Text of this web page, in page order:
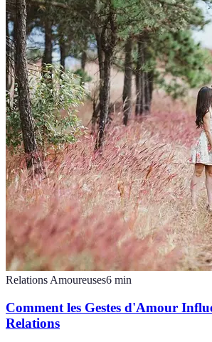
Relations Amoureuses6 min
Comment les Gestes d'Amour
Relations